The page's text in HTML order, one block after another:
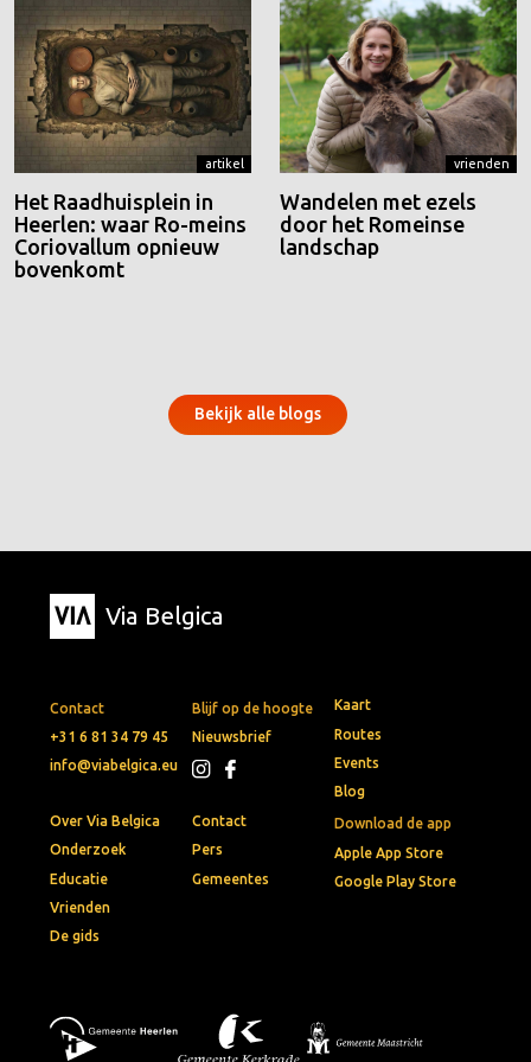
artikel
Het Raadhuisplein in
Heerlen: waar Ro-meins
Coriovallum opnieuw
bovenkomt
vrienden
Wandelen met ezels
door het Romeinse
landschap
Bekijk alle blogs
Via Belgica
Contact
+31 6 81 34 79 45
info@viabelgica.eu
Blijf op de hoogte
Nieuwsbrief
Download de app
Apple App Store
Google Play Store
Kaart
Routes
Events
Blog
Over Via Belgica
Onderzoek
Educatie
Vrienden
De gids
Contact
Pers
Gemeentes